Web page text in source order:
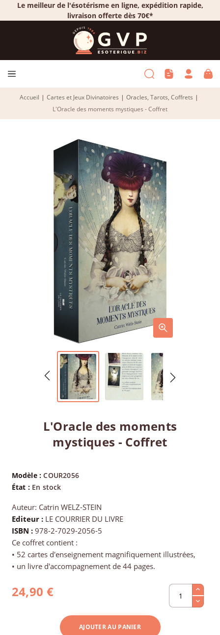
Le meilleur de l'ésotérisme en ligne, expédition rapide,
livraison offerte dès 70€*
Accueil | Cartes et Jeux Divinatoires | Oracles, Tarots, Coffrets |
L'Oracle des moments mystiques - Coffret
L'Oracle des moments
mystiques - Coffret
Modèle :COUR2056
État : En stock
Auteur: Catrin WELZ-STEIN
Editeur : LE COURRIER DU LIVRE
ISBN : 978-2-7029-2056-5
Ce coffret contient :
• 52 cartes d'enseignement magnifiquement illustrées,
• un livre d'accompagnement de 44 pages.
24,90 €
AJOUTER AU PANIER